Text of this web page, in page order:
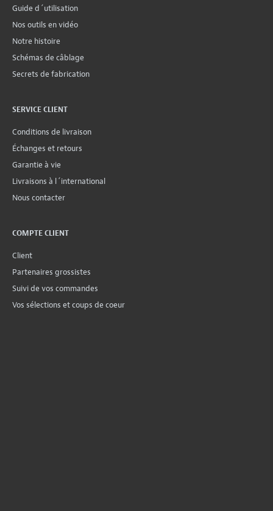
Guide d´utilisation
Nos outils en vidéo
Notre histoire
Schémas de câblage
Secrets de fabrication
SERVICE CLIENT
Conditions de livraison
Échanges et retours
Garantie à vie
Livraisons à l´international
Nous contacter
COMPTE CLIENT
Client
Partenaires grossistes
Suivi de vos commandes
Vos sélections et coups de coeur